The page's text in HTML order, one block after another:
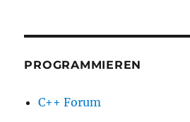
PROGRAMMIEREN
C++ Forum